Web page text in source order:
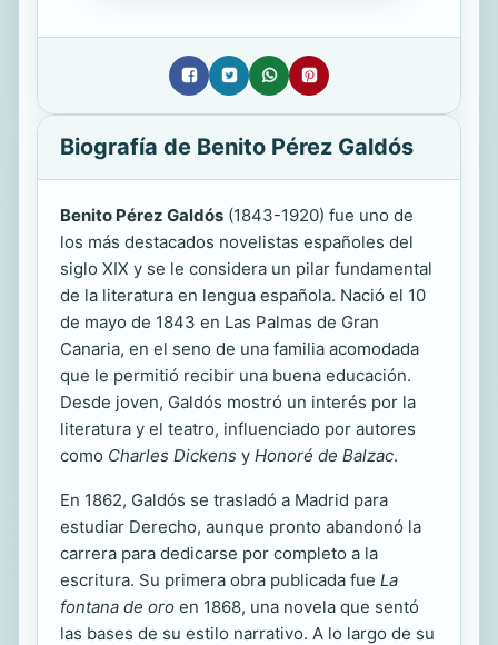
Biografía de Benito Pérez Galdós
Benito Pérez Galdós (1843-1920) fue uno de
los más destacados novelistas españoles del
siglo XIX y se le considera un pilar fundamental
de la literatura en lengua española. Nació el 10
de mayo de 1843 en Las Palmas de Gran
Canaria, en el seno de una familia acomodada
que le permitió recibir una buena educación.
Desde joven, Galdós mostró un interés por la
literatura y el teatro, influenciado por autores
como Charles Dickens y Honoré de Balzac.
En 1862, Galdós se trasladó a Madrid para
estudiar Derecho, aunque pronto abandonó la
carrera para dedicarse por completo a la
escritura. Su primera obra publicada fue La
fontana de oro en 1868, una novela que sentó
las bases de su estilo narrativo. A lo largo de su